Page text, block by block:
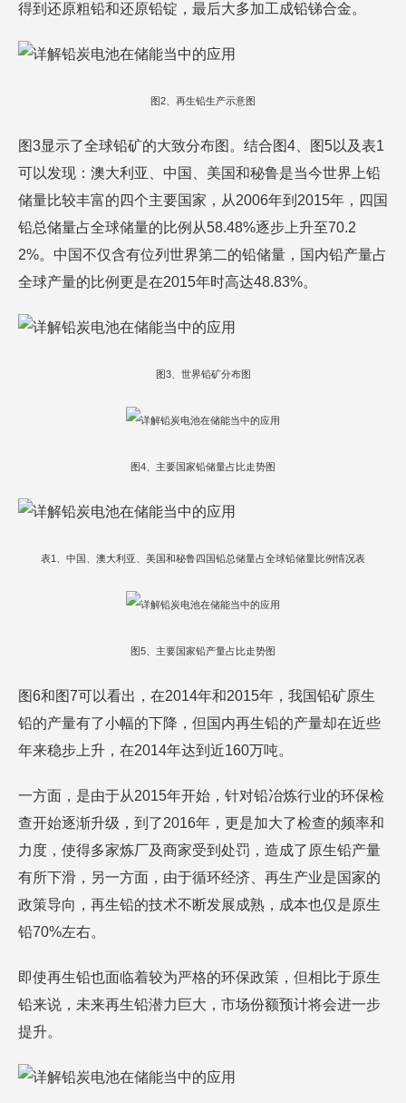
得到还原粗铅和还原铅锭，最后大多加工成铅锑合金。
图2、再生铅生产示意图
图3显示了全球铅矿的大致分布图。结合图4、图5以及表1
可以发现：澳大利亚、中国、美国和秘鲁是当今世界上铅
储量比较丰富的四个主要国家，从2006年到2015年，四国
铅总储量占全球储量的比例从58.48%逐步上升至70.2
2%。中国不仅含有位列世界第二的铅储量，国内铅产量占
全球产量的比例更是在2015年时高达48.83%。
图3、世界铅矿分布图
图4、主要国家铅储量占比走势图
表1、中国、澳大利亚、美国和秘鲁四国铅总储量占全球铅储量比例情况表
图5、主要国家铅产量占比走势图
图6和图7可以看出，在2014年和2015年，我国铅矿原生
铅的产量有了小幅的下降，但国内再生铅的产量却在近些
年来稳步上升，在2014年达到近160万吨。
一方面，是由于从2015年开始，针对铅冶炼行业的环保检
查开始逐渐升级，到了2016年，更是加大了检查的频率和
力度，使得多家炼厂及商家受到处罚，造成了原生铅产量
有所下滑，另一方面，由于循环经济、再生产业是国家的
政策导向，再生铅的技术不断发展成熟，成本也仅是原生
铅70%左右。
即使再生铅也面临着较为严格的环保政策，但相比于原生
铅来说，未来再生铅潜力巨大，市场份额预计将会进一步
提升。